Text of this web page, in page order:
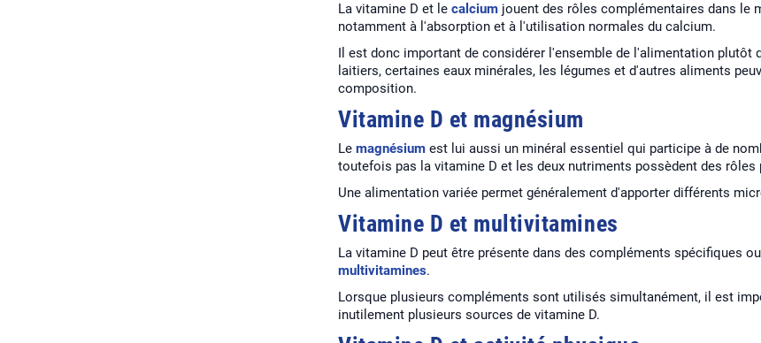
La vitamine D et le calcium jouent des rôles complémentaires dans le
notamment à l'absorption et à l'utilisation normales du calcium.
Il est donc important de considérer l'ensemble de l'alimentation plutôt
laitiers, certaines eaux minérales, les légumes et d'autres aliments
composition.
Vitamine D et magnésium
Le magnésium est lui aussi un minéral essentiel qui participe à de
toutefois pas la vitamine D et les deux nutriments possèdent des
Une alimentation variée permet généralement d'apporter différents
Vitamine D et multivitamines
La vitamine D peut être présente dans des compléments spécifiques
multivitamines.
Lorsque plusieurs compléments sont utilisés simultanément, il est
inutilement plusieurs sources de vitamine D.